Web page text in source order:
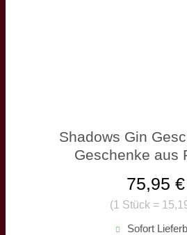
Shadows Gin
Geschenke aus
(1 Stück =
75,95 €
Sofort